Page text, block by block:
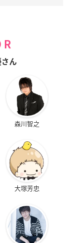
ん
森川智之
大塚芳忠